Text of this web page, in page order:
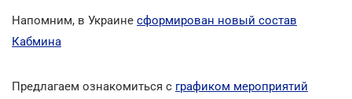
Напомним, в Украине сформирован новый состав
Кабмина
Предлагаем ознакомиться с графиком мероприятий